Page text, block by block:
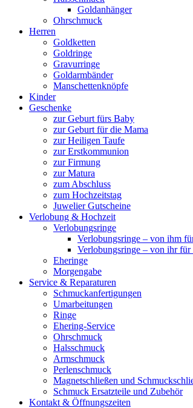
Goldanhänger
Ohrschmuck
Herren
Goldketten
Goldringe
Gravurringe
Goldarmbänder
Manschettenknöpfe
Kinder
Geschenke
zur Geburt fürs Baby
zur Geburt für die Mama
zur Heiligen Taufe
zur Erstkommunion
zur Firmung
zur Matura
zum Abschluss
zum Hochzeitstag
Juwelier Gutscheine
Verlobung & Hochzeit
Verlobungsringe
Verlobungsringe – von ihm
Verlobungsringe – von ihr für
Eheringe
Morgengabe
Service & Reparaturen
Schmuckanfertigungen
Umarbeitungen
Ringe
Ehering-Service
Ohrschmuck
Halsschmuck
Armschmuck
Perlenschmuck
Magnetschließen und
Schmuck Ersatzteile und Zubehör
Kontakt & Öffnungszeiten